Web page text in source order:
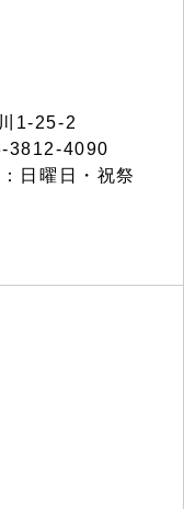
1-25-2
3812-4090
日曜日・祝祭